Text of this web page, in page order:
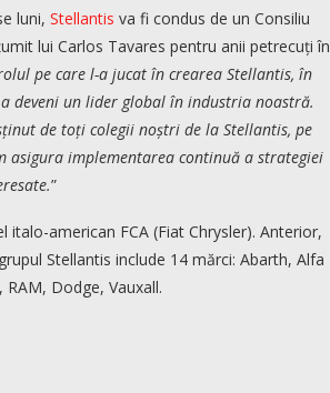
luni, Stellantis va fi condus de un Consiliu
lui Carlos Tavares pentru anii petrecuți în
pe care l-a jucat în crearea Stellantis, în
deveni un lider global în industria noastră.
de toți colegii noștri de la Stellantis, pe
asigura implementarea continuă a strategiei
”
american FCA (Fiat Chrysler). Anterior,
Stellantis include 14 mărci: Abarth, Alfa
Dodge, Vauxall.